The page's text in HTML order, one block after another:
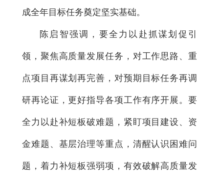
成全年目标任务奠定坚实基础。
陈启智强调，要全力以赴抓谋划促引
领，聚焦高质量发展任务，对工作思路、重
点项目再谋划再完善，对预期目标任务再调
研再论证，更好指导各项工作有序开展。要
全力以赴补短板破难题，紧盯项目建设、资
金难题、基层治理等重点，清醒认识困难问
题，着力补短板强弱项，有效破解高质量发